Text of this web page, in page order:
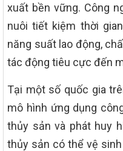
xuất bền vững. Công
nuôi tiết kiệm thời
năng suất lao động,
tác động tiêu cực đến
Tại một số quốc gia
mô hình ứng dụng
thủy sản và phát huy
thủy sản có thể vệ